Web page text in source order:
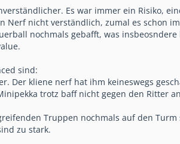
Es war immer ein Risiko,
Nerf nicht verständlich, zumal es schon
nochmals gebafft, was
sind:
Der kliene nerf hat ihm keineswegs
trotz baff nicht gegen den Ritter
Truppen nochmals auf den
zu stark.